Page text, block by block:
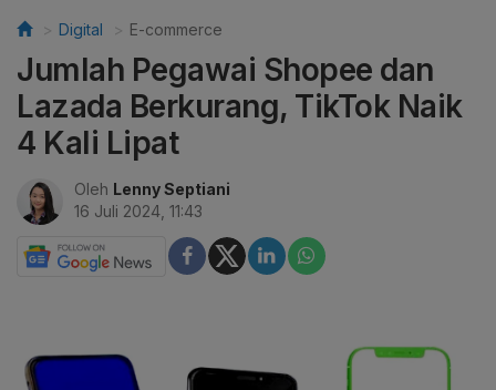
Digital E-commerce
Jumlah Pegawai Shopee dan
Lazada Berkurang, TikTok Naik
4 Kali Lipat
Oleh Lenny Septiani
16 Juli 2024, 11:43